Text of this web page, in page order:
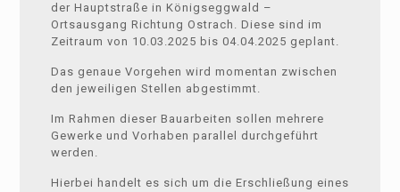
der Hauptstraße in Königseggwald –
Ortsausgang Richtung Ostrach. Diese sind im
Zeitraum von 10.03.2025 bis 04.04.2025 geplant.
Das genaue Vorgehen wird momentan zwischen
den jeweiligen Stellen abgestimmt.
Im Rahmen dieser Bauarbeiten sollen mehrere
Gewerke und Vorhaben parallel durchgeführt
werden.
Hierbei handelt es sich um die Erschließung eines